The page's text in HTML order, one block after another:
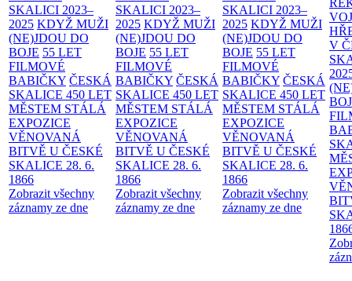
SKALICI 2023–
2025 KDYŽ MUŽI
(NE)JDOU DO
BOJE 55 LET
FILMOVÉ
BABIČKY ČESKÁ
SKALICE 450 LET
MĚSTEM STÁLÁ
EXPOZICE
VĚNOVANÁ
BITVĚ U ČESKÉ
SKALICE 28. 6.
1866
Zobrazit všechny
záznamy ze dne
SKALICI 2023–
2025 KDYŽ MUŽI
(NE)JDOU DO
BOJE 55 LET
FILMOVÉ
BABIČKY ČESKÁ
SKALICE 450 LET
MĚSTEM STÁLÁ
EXPOZICE
VĚNOVANÁ
BITVĚ U ČESKÉ
SKALICE 28. 6.
1866
Zobrazit všechny
záznamy ze dne
SKALICI 2023–
2025 KDYŽ MUŽI
(NE)JDOU DO
BOJE 55 LET
FILMOVÉ
BABIČKY ČESKÁ
SKALICE 450 LET
MĚSTEM STÁLÁ
EXPOZICE
VĚNOVANÁ
BITVĚ U ČESKÉ
SKALICE 28. 6.
1866
Zobrazit všechny
záznamy ze dne
V